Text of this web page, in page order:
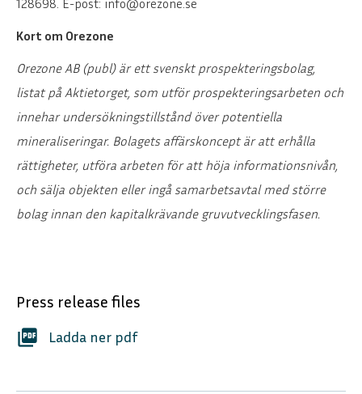
128698. E-post: info@orezone.se
Kort om Orezone
Orezone AB (publ) är ett svenskt prospekteringsbolag,
listat på Aktietorget, som utför prospekteringsarbeten och
innehar undersökningstillstånd över potentiella
mineraliseringar. Bolagets affärskoncept är att erhålla
rättigheter, utföra arbeten för att höja informationsnivån,
och sälja objekten eller ingå samarbetsavtal med större
bolag innan den kapitalkrävande gruvutvecklingsfasen.
Press release files
picture_as_pdf Ladda ner pdf